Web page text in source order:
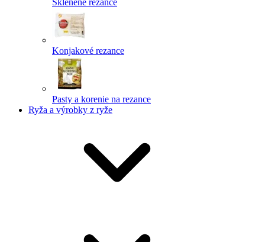
Sklenené rezance
Konjakové rezance
Pasty a korenie na rezance
Ryža a výrobky z ryže